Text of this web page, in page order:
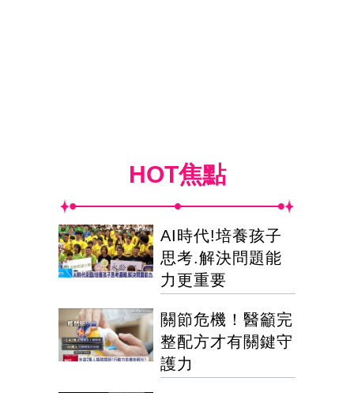
HOT焦點
AI時代!培養孩子
思考.解決問題能
力更重要
關節危機！醫籲完
整配方才有關鍵守
護力